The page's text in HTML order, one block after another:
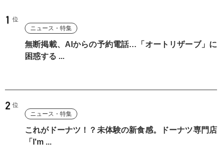
ニュース・特集
無断掲載、AIからの予約電話…「オートリザーブ」に
困惑する ...
ニュース・特集
これがドーナツ！？未体験の新食感。ドーナツ専門店
「I'm ...